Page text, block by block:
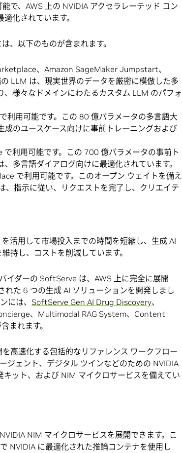
で、AWS 上の NVIDIA アクセラレーテッド コン
化されています。
、以下のものが含まれます。
、Amazon SageMaker Jumpstart、
LLM は、現実世界のデータを厳密に模倣した多
様々なドメインにわたるカスタム LLM のパフォ
利用可能です。この 80 億パラメータの多言語大
のユースケース向けに事前トレーニングおよび
利用可能です。この 700 億パラメータの事前ト
多言語ダイアログ向けに最適化されています。
で利用可能です。このオープン ウェイトを備え
指示に従い、リクエストを完了し、クリエイテ
活用して市場投入までの時間を短縮し、生成 AI
持し、コストを削減しています。
イダーの SoftServe は、AWS 上に完全に展開
れた 6 つの生成 AI ソリューションを開発しまし
には、 SoftServe Gen AI Drug Discovery、
、Multimodal RAG System、Content
まれます。
高速化する包括的なリファレンス ワークフロー
ジェント、デジタル ツインなどのための NVIDIA
ット、および NIM マイクロサービスを備えてい
NIM マイクロサービスを展開できます。こ
NVIDIA に最適化された推論コンテナを使用し